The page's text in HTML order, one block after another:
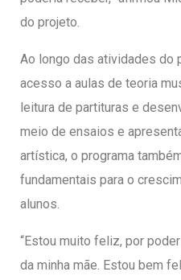
do projeto.
Ao longo das atividades do
acesso a aulas de teoria
leitura de partituras e
meio de ensaios e
artística, o programa
fundamentais para o
alunos.
“Estou muito feliz, por
da minha mãe. Estou bem